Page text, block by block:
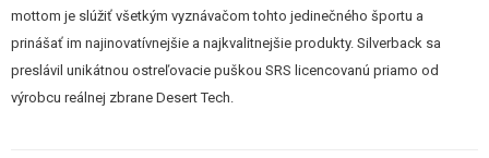
mottom je slúžiť všetkým vyznávačom tohto jedinečného športu a
prinášať im najinovatívnejšie a najkvalitnejšie produkty. Silverback sa
preslávil unikátnou ostreľovacie puškou SRS licencovanú priamo od
výrobcu reálnej zbrane Desert Tech.